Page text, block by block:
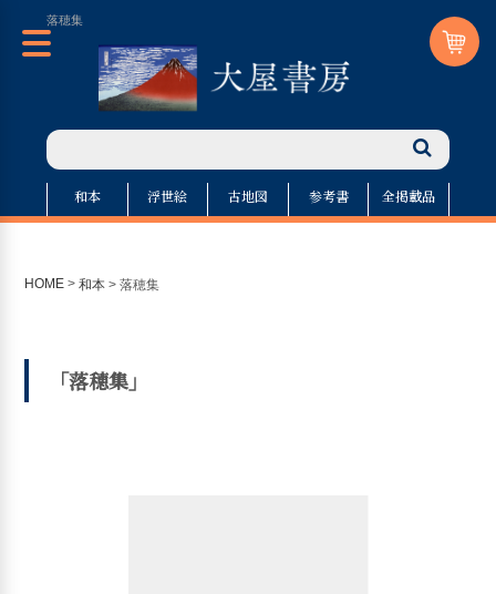
落穂集
和本 浮世絵 古地図 参考書 全掲載品
HOME >和本 >落穂集
「落穂集」